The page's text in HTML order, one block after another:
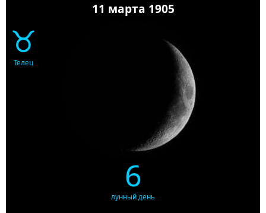
11 марта 1905
♉
Телец
6
лунный день